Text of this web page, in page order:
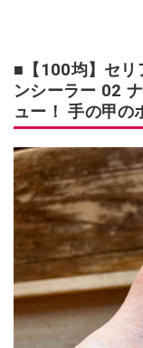
■【100均】セリ
ンシーラー 02
ュー！ 手の甲の